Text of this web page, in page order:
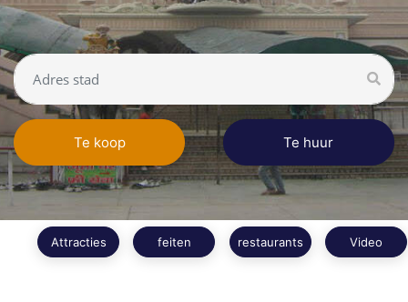
Te koop Te huur
Attracties feiten restaurants Video